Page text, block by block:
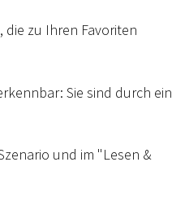
zu Ihren Favoriten
Sie sind durch ein
und im "Lesen &